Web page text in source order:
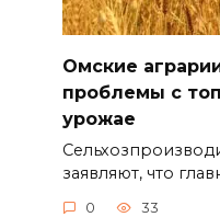
Омские
проблемы с
урожае
заявляют, что
0 33